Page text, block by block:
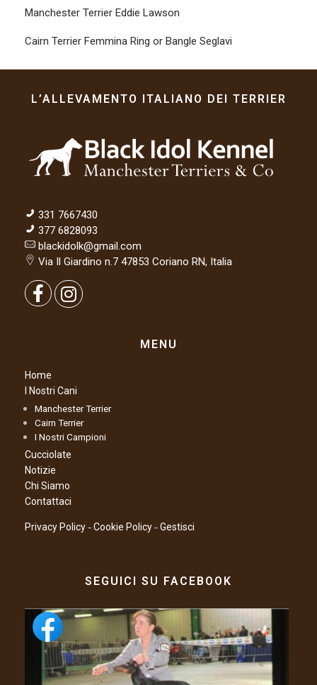
Manchester Terrier Eddie Lawson
Cairn Terrier Femmina Ring or Bangle Seglavi
L’ALLEVAMENTO ITALIANO DEI TERRIER
331 7667430
377 6828093
blackidolk@gmail.com
Via Il Giardino n.7 47853 Coriano RN, Italia
MENU
Home
I Nostri Cani
Manchester Terrier
Cairn Terrier
I Nostri Campioni
Cucciolate
Notizie
Chi Siamo
Contattaci
Privacy Policy–Cookie Policy–Gestisci
SEGUICI SU FACEBOOK